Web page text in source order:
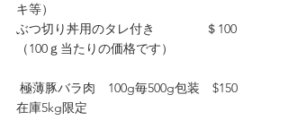
キ等）
ぶつ切り丼用のタレ付き　　　　＄100
（100ｇ当たりの価格です）
極薄豚バラ肉　100g毎500g包装　$150
在庫5kg限定